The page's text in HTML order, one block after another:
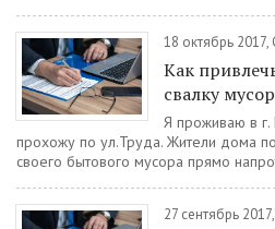
18 октябрь 2017,
Как
свалку
Я проживаю в г.
прохожу по ул.Труда. Жители дома
своего бытового мусора прямо
27 сентябрь